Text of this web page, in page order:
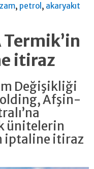
zam, petrol , akaryakıt
itiraz
Değişikliği
Afşin-
ünitelerin
iptaline itiraz